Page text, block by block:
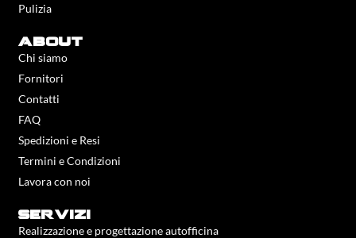
Pulizia
about
Chi siamo
Fornitori
Contatti
FAQ
Spedizioni e Resi
Termini e Condizioni
Lavora con noi
servizi
Realizzazione e progettazione autofficina